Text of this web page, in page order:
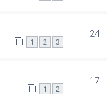
1 2 3
24
1 2
17